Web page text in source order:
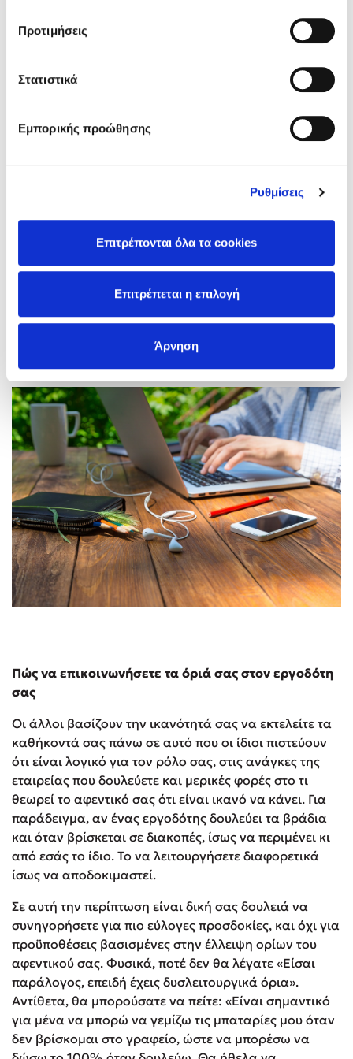
Προτιμήσεις
Στατιστικά
Εμπορικής προώθησης
Ρυθμίσεις
Επιτρέπονται όλα τα cookies
Επιτρέπεται η επιλογή
Άρνηση
βρίσκεστε εκτός γραφείου όταν είστε σε
σε κάποιον άλλο εργαζόμενο, ώστε να μειώσετε
τον όγκο των ζητημάτων που θα πρέπει να
Βάλτε σε προτεραιότητα τις δουλειές με βάση το
πόσο επείγουσες είναι και το πόσο κοντά είναι οι
προθεσμίες τους. Στην εργασία σας δεν έχουν
Ελαχιστοποιήστε τους περισπασμούς, όπως το να
συνομιλείτε με τους συναδέλφους σας, αν αυτό
σας αποδιοργανώνει.
μεγάλο φόρτο εργασίας.
Πώς να επικοινωνήσετε τα όριά σας στον εργοδότη
σας
Οι άλλοι βασίζουν την ικανότητά σας να εκτελείτε τα
καθήκοντά σας πάνω σε αυτό που οι ίδιοι πιστεύουν
ότι είναι λογικό για τον ρόλο σας, στις ανάγκες της
εταιρείας που δουλεύετε και μερικές φορές στο τι
θεωρεί το αφεντικό σας ότι είναι ικανό να κάνει. Για
παράδειγμα, αν ένας εργοδότης δουλεύει τα βράδια
και όταν βρίσκεται σε διακοπές, ίσως να περιμένει κι
από εσάς το ίδιο. Το να λειτουργήσετε διαφορετικά
ίσως να αποδοκιμαστεί.
Σε αυτή την περίπτωση είναι δική σας δουλειά να
συνηγορήσετε για πιο εύλογες προσδοκίες, και όχι για
προϋποθέσεις βασισμένες στην έλλειψη ορίων του
αφεντικού σας. Φυσικά, ποτέ δεν θα λέγατε «Είσαι
παράλογος, επειδή έχεις δυσλειτουργικά όρια».
Αντίθετα, θα μπορούσατε να πείτε: «Είναι σημαντικό
για μένα να μπορώ να γεμίζω τις μπαταρίες μου όταν
δεν βρίσκομαι στο γραφείο, ώστε να μπορέσω να